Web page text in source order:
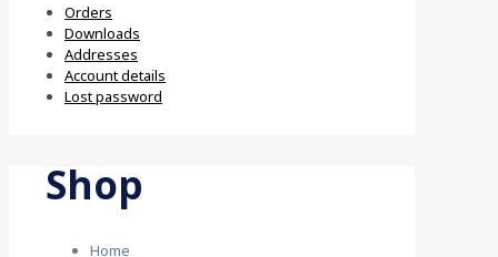
Orders
Downloads
Addresses
Account details
Lost password
Shop
Home